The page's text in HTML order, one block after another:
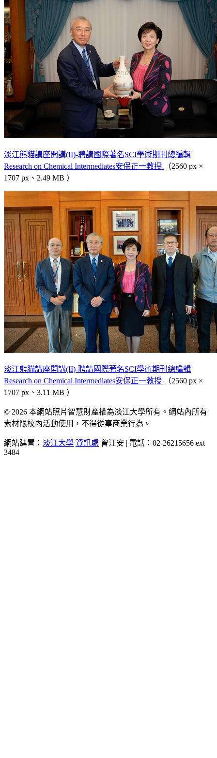
淡江熊貓講座開講(II)-聘請國際著名SCI學術期刊總編輯
Research on Chemical Intermediates安保正一教授
（2560 px ×
1707 px、2.49 MB ）
淡江熊貓講座開講(II)-聘請國際著名SCI學術期刊總編輯
Research on Chemical Intermediates安保正一教授
（2560 px ×
1707 px、3.11 MB ）
© 2026 本網站照片智慧財產權為淡江大學所有。網站內所有
素材限校內活動使用，不得從事商業行為。
網站建置： 淡江大學 資訊處 曾江安 | 電話：02-26215656 ext
3484